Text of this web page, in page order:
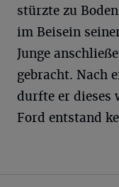
stürzte zu
im Beisein
Junge
gebracht. Nach
durfte er dieses
Ford entstand